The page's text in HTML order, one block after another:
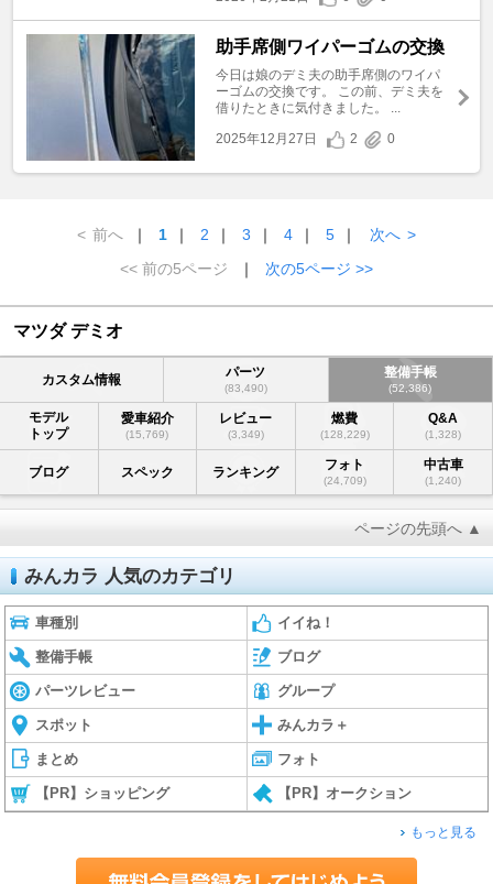
助手席側ワイパーゴムの交換
今日は娘のデミ夫の助手席側のワイパ
ーゴムの交換です。 この前、デミ夫を
借りたときに気付きました。 ...
2025年12月27日
2 0
< 前へ ｜ 1 ｜ 2 ｜ 3 ｜ 4 ｜ 5 ｜ 次へ >
<< 前の5ページ
｜ 次の5ページ >>
マツダ デミオ
カスタム情報 パーツ
(83,490)
整備手帳
(52,386)
モデル
トップ
愛車紹介
(15,769)
レビュー
(3,349)
燃費
(128,229)
Q&A
(1,328)
ブログ スペック ランキング フォト
(24,709)
中古車
(1,240)
ページの先頭へ ▲
みんカラ 人気のカテゴリ
車種別 イイね！
整備手帳 ブログ
パーツレビュー グループ
スポット みんカラ＋
まとめ フォト
【PR】ショッピング 【PR】オークション
もっと見る